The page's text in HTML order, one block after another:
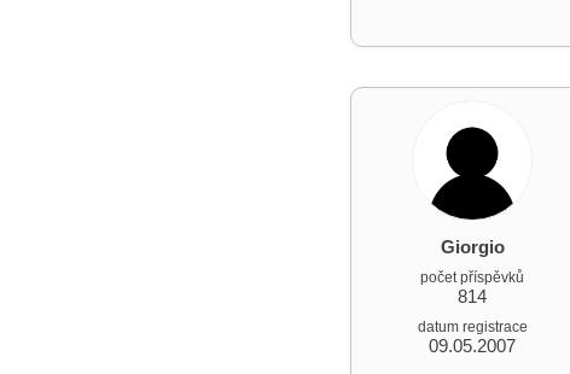
Giorgio
počet příspěvků
814
datum registrace
09.05.2007